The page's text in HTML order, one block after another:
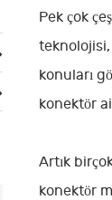
Pek çok
teknolojisi,
konuları
konektör
Artık
konektör